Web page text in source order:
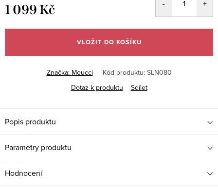
1 099 Kč
cena:
VLOŽIT DO KOŠÍKU
Značka: Meucci Kód produktu: SLN080
Dotaz k produktu
Sdílet
Popis produktu
Parametry produktu
Hodnocení